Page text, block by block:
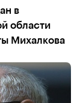
в
области
Михалкова